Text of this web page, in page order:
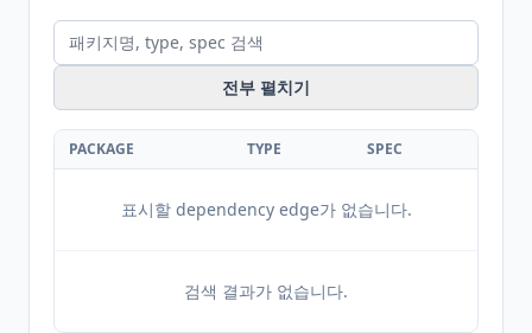
전부 펼치기
PACKAGE TYPE SPEC
표시할 dependency edge가 없습니다.
검색 결과가 없습니다.